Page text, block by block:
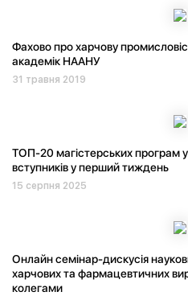
Фахово про харчову
академік НААНУ
31 травня 2019
ТОП-20 магістерських програм
вступників у перший тиждень
15 серпня 2025
Онлайн семінар-дискусія
харчових та фармацевтичних
колегами